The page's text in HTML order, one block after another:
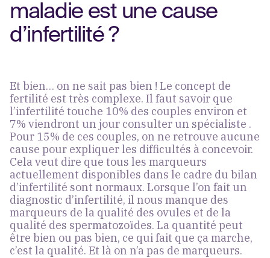
maladie est une cause
d’infertilité ?
Et bien… on ne sait pas bien ! Le concept de
fertilité est très complexe. Il faut savoir que
l’infertilité touche 10% des couples environ et
7% viendront un jour consulter un spécialiste .
Pour 15% de ces couples, on ne retrouve aucune
cause pour expliquer les difficultés à concevoir.
Cela veut dire que tous les marqueurs
actuellement disponibles dans le cadre du bilan
d’infertilité sont normaux. Lorsque l’on fait un
diagnostic d’infertilité, il nous manque des
marqueurs de la qualité des ovules et de la
qualité des spermatozoïdes. La quantité peut
être bien ou pas bien, ce qui fait que ça marche,
c’est la qualité. Et là on n’a pas de marqueurs.